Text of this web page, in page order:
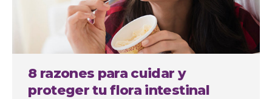
8 razones para cuidar y
proteger tu flora intestinal